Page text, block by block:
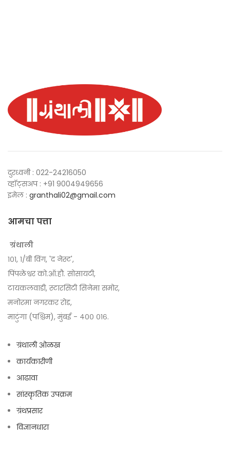
दुरध्वनी : 022-24216050
व्हॉट्सअप : +91 9004949656
इमेल : granthali02@gmail.com
आमचा पत्ता
ग्रंथाली
१०१, १/बी विंग, 'द नेस्ट',
पिंपळेश्वर को.ऑ.हौ. सोसायटी,
टायकलवाडी, स्टारसिटी सिनेमा समोर,
मनोरमा नगरकर रोड,
माटुंगा (पश्चिम), मुंबई - ४०० ०१६.
ग्रंथाली ओळख
कार्यकारीणी
आढावा
सांस्कृतिक उपक्रम
ग्रंथप्रसार
विज्ञानधारा